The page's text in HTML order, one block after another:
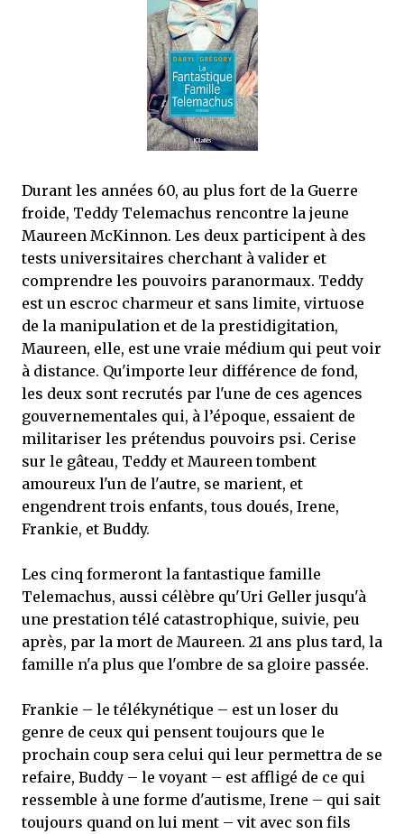
mettre sous tous les yeux. C'est cela...
Durant les années 60, au plus fort de la Guerre
froide, Teddy Telemachus rencontre la jeune
Maureen McKinnon. Les deux participent à des
tests universitaires cherchant à valider et
comprendre les pouvoirs paranormaux. Teddy
est un escroc charmeur et sans limite, virtuose
de la manipulation et de la prestidigitation,
Maureen, elle, est une vraie médium qui peut voir
à distance. Qu'importe leur différence de fond,
les deux sont recrutés par l'une de ces agences
gouvernementales qui, à l’époque, essaient de
militariser les prétendus pouvoirs psi. Cerise
sur le gâteau, Teddy et Maureen tombent
amoureux l'un de l'autre, se marient, et
engendrent trois enfants, tous doués, Irene,
Frankie, et Buddy.
Les cinq formeront la fantastique famille
Telemachus, aussi célèbre qu'Uri Geller jusqu'à
une prestation télé catastrophique, suivie, peu
après, par la mort de Maureen. 21 ans plus tard, la
famille n'a plus que l'ombre de sa gloire passée.
Frankie – le télékynétique – est un loser du
genre de ceux qui pensent toujours que le
prochain coup sera celui qui leur permettra de se
refaire, Buddy – le voyant – est affligé de ce qui
ressemble à une forme d'autisme, Irene – qui sait
toujours quand on lui ment – vit avec son fils